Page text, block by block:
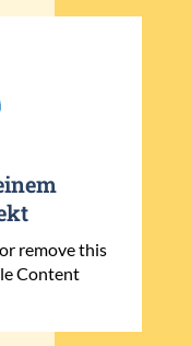
remove this
Content